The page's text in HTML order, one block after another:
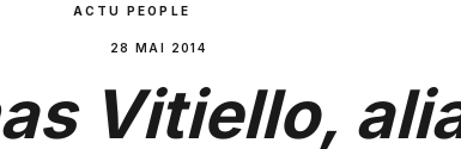
ACTU PEOPLE
28 MAI 2014
Vitiello,